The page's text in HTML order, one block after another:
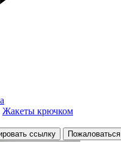
Жакеты крючком
ссылку Пожаловаться